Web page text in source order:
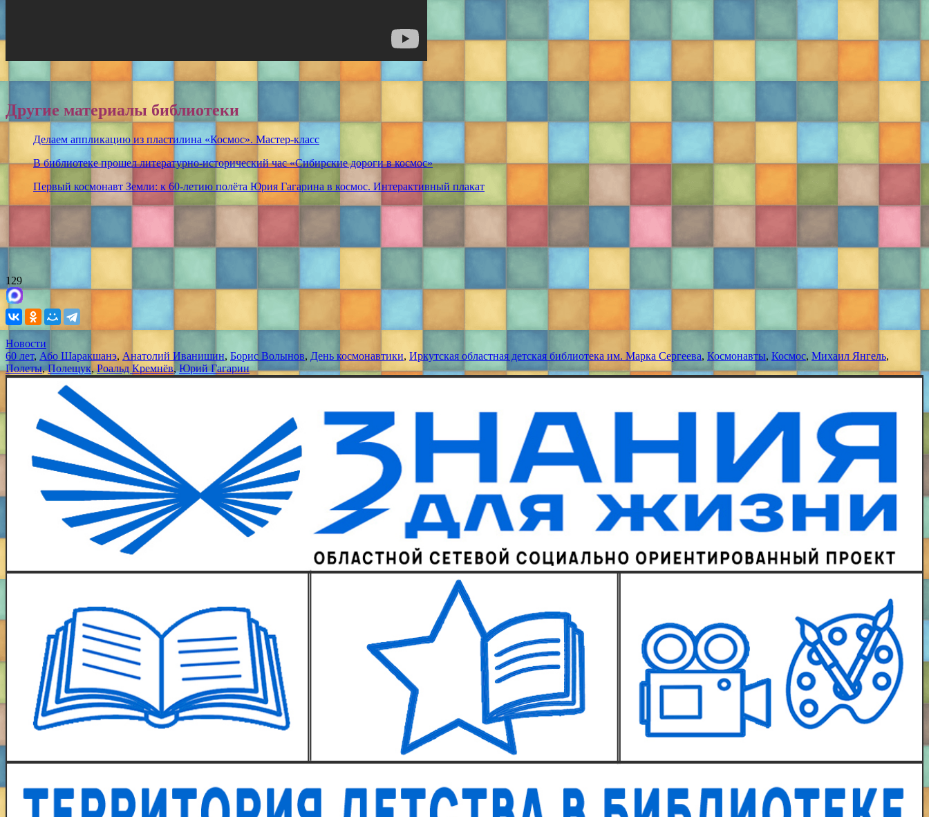
Другие материалы библиотеки
Делаем аппликацию из пластилина «Космос». Мастер-класс
В библиотеке прошел литературно-исторический час «Сибирские дороги в космос»
Первый космонавт Земли: к 60-летию полёта Юрия Гагарина в космос. Интерактивный плакат
129
Новости
60 лет, Або Шаракшанэ, Анатолий Иванишин, Борис Волынов, День космонавтики, Иркутская областная детская библиотека им. Марка Сергеева, Космонавты, Космос, Михаил Янгель,
Полеты,Полещук,Роальд Кремнёв,Юрий Гагарин